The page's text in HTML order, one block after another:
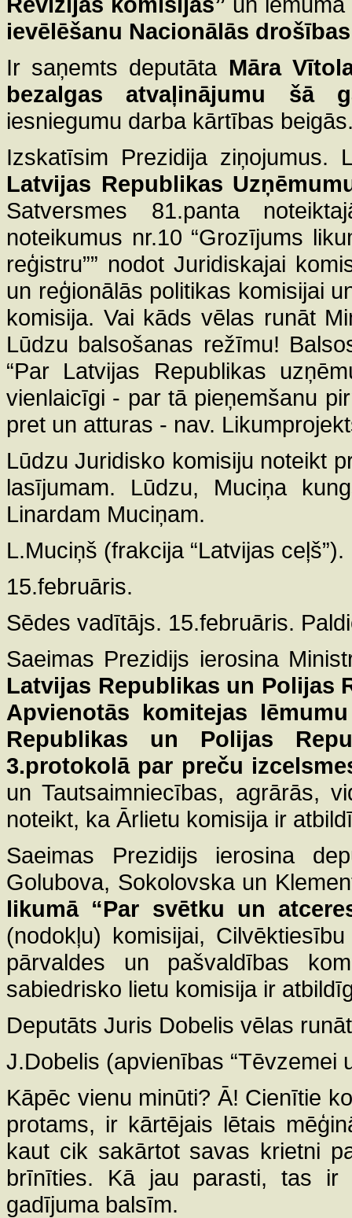
ievēlēšanu Nacionālās
Ir saņemts deputāta Māra
bezalgas atvaļinājumu šā
iesniegumu darba kārtības
Izskatīsim Prezidija ziņojumus.
Latvijas Republikas
Satversmes 81.panta
noteikumus nr.10 “Grozījums
reģistru”” nodot Juridiskajai
un reģionālās politikas komisijai
komisija. Vai kāds vēlas runāt
Lūdzu balsošanas režīmu!
“Par Latvijas Republikas
vienlaicīgi - par tā pieņemšanu
pret un atturas - nav.
Lūdzu Juridisko komisiju noteikt
lasījumam. Lūdzu, Muciņa
Linardam Muciņam.
L.Muciņš (frakcija “Latvijas ceļš”).
15.februāris.
Sēdes vadītājs. 15.februāris.
Saeimas Prezidijs ierosina
Latvijas Republikas un Polijas
Apvienotās komitejas
Republikas un Polijas
3.protokolā par preču
un Tautsaimniecības, agrārās,
noteikt, ka Ārlietu komisija ir
Saeimas Prezidijs ierosina
Golubova, Sokolovska un
likumā “Par svētku un
(nodokļu) komisijai,
pārvaldes un pašvaldības
sabiedrisko lietu komisija ir
Deputāts Juris Dobelis vēlas runāt
J.Dobelis (apvienības “Tēvzemei
Kāpēc vienu minūti? Ā! Cienītie
protams, ir kārtējais lētais
kaut cik sakārtot savas krietni
brīnīties. Kā jau parasti, tas ir
gadījuma balsīm.